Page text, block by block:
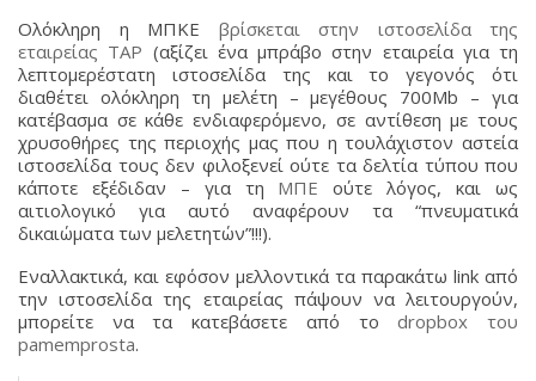
Ολόκληρη η ΜΠΚΕ βρίσκεται στην ιστοσελίδα της
εταιρείας TAP (αξίζει ένα μπράβο στην εταιρεία για τη
λεπτομερέστατη ιστοσελίδα της και το γεγονός ότι
διαθέτει ολόκληρη τη μελέτη – μεγέθους 700Mb – για
κατέβασμα σε κάθε ενδιαφερόμενο, σε αντίθεση με τους
χρυσοθήρες της περιοχής μας που η τουλάχιστον αστεία
ιστοσελίδα τους δεν φιλοξενεί ούτε τα δελτία τύπου που
κάποτε εξέδιδαν – για τη ΜΠΕ ούτε λόγος, και ως
αιτιολογικό για αυτό αναφέρουν τα “πνευματικά
δικαιώματα των μελετητών”!!!).
Εναλλακτικά, και εφόσον μελλοντικά τα παρακάτω link από
την ιστοσελίδα της εταιρείας πάψουν να λειτουργούν,
μπορείτε να τα κατεβάσετε από τοdropbox του
pamemprosta.